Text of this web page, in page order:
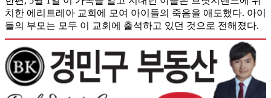
치한 에리트레아 교회에 모여 아이들의 죽음을 애도했다. 아이
들의 부모는 모두 이 교회에 출석하고 있던 것으로 전해졌다.